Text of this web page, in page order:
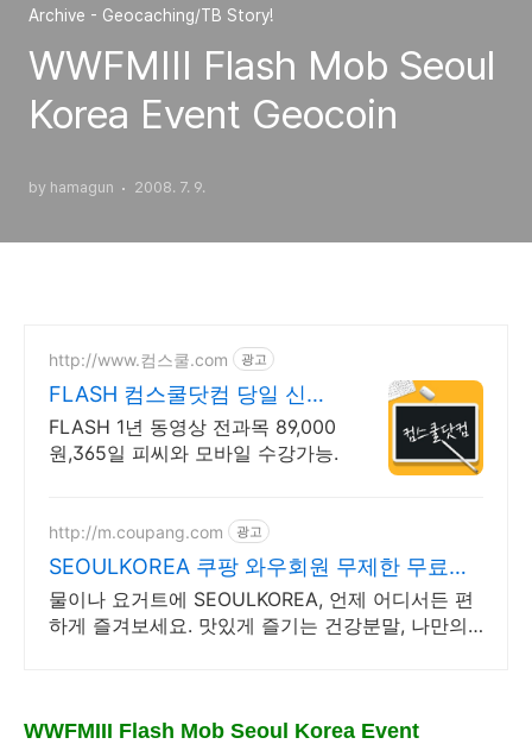
Archive - Geocaching/TB Story!
WWFMIII Flash Mob Seoul
Korea Event Geocoin
by hamagun 2008. 7. 9.
http://www.컴스쿨.com 광고
FLASH 컴스쿨닷컴 당일 신청
&결제시 기프티콘!
FLASH 1년 동영상 전과목 89,000
원,365일 피씨와 모바일 수강가능.
http://m.coupang.com 광고
SEOULKOREA 쿠팡 와우회원 무제한 무료배
송
물이나 요거트에 SEOULKOREA, 언제 어디서든 편
하게 즐겨보세요. 맛있게 즐기는 건강분말, 나만의
WWFMIII Flash Mob Seoul Korea Event